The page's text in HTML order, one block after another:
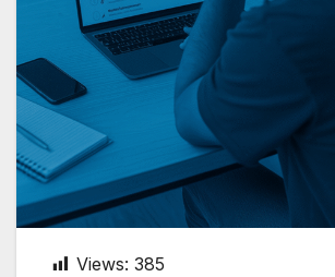
Views: 385